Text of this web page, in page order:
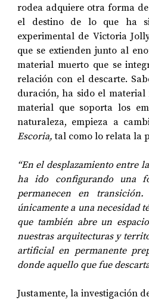
rodea adquiere otra forma de
el destino de lo que ha
experimental de Victoria
que se extienden junto al
material muerto que se
relación con el descarte.
duración, ha sido el
material que soporta los
Escoria, tal como lo relata la
“En el desplazamiento entre
ha ido configurando una
permanecen en
únicamente a una necesidad
que también abre un
nuestras arquitecturas y
artificial en permanente
donde aquello que fue
Justamente, la investigación